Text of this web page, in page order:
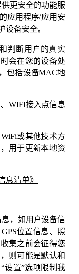
更安全的功能服
应用程序/应用安
设备安全。
判断用户的真实
会在您的设备处
包括设备MAC地
WIFI接入点信息
或其他技术方
用于更新本地资
息清单》
，如用户设备信
位置信息、照
集之前会征得您
则可能是默认和
设置”选项限制我